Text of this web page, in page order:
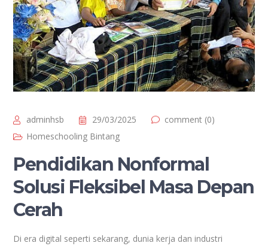
adminhsb 29/03/2025
comment (0)
Homeschooling Bintang
Pendidikan Nonformal
Solusi Fleksibel Masa Depan
Cerah
Di era digital seperti sekarang, dunia kerja dan industri